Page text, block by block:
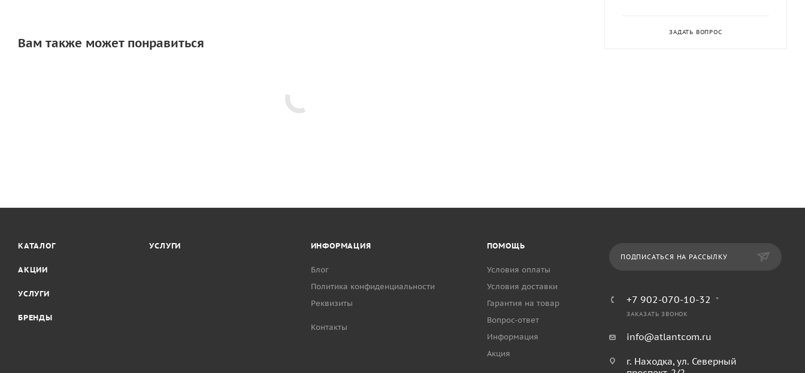
Вам также может понравиться
ЗАДАТЬ ВОПРОС
КАТАЛОГ
АКЦИИ
УСЛУГИ
БРЕНДЫ
УСЛУГИ ИНФОРМАЦИЯ
Блог
Политика конфиденциальности
Реквизиты
Контакты
ПОМОЩЬ
Условия оплаты
Условия доставки
Гарантия на товар
Вопрос-ответ
Информация
Акция
ПОДПИСАТЬСЯ НА РАССЫЛКУ
+7 902-070-10-32
ЗАКАЗАТЬ ЗВОНОК
info@atlantcom.ru
г. Находка, ул. Северный